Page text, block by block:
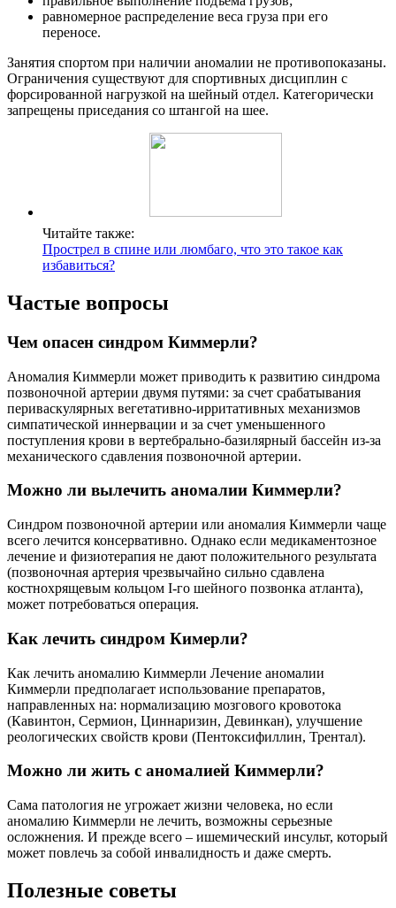
равномерное распределение веса груза при его
переносе.
Занятия спортом при наличии аномалии не противопоказаны.
Ограничения существуют для спортивных дисциплин с
форсированной нагрузкой на шейный отдел. Категорически
запрещены приседания со штангой на шее.
Читайте также:
Прострел в спине или люмбаго, что это такое как
избавиться?
Частые вопросы
Чем опасен синдром Киммерли?
Аномалия Киммерли может приводить к развитию синдрома
позвоночной артерии двумя путями: за счет срабатывания
периваскулярных вегетативно-ирритативных механизмов
симпатической иннервации и за счет уменьшенного
поступления крови в вертебрально-базилярный бассейн из-за
механического сдавления позвоночной артерии.
Можно ли вылечить аномалии Киммерли?
Синдром позвоночной артерии или аномалия Киммерли чаще
всего лечится консервативно. Однако если медикаментозное
лечение и физиотерапия не дают положительного результата
(позвоночная артерия чрезвычайно сильно сдавлена
костнохрящевым кольцом I-го шейного позвонка атланта),
может потребоваться операция.
Как лечить синдром Кимерли?
Как лечить аномалию Киммерли Лечение аномалии
Киммерли предполагает использование препаратов,
направленных на: нормализацию мозгового кровотока
(Кавинтон, Сермион, Циннаризин, Девинкан), улучшение
реологических свойств крови (Пентоксифиллин, Трентал).
Можно ли жить с аномалией Киммерли?
Сама патология не угрожает жизни человека, но если
аномалию Киммерли не лечить, возможны серьезные
осложнения. И прежде всего – ишемический инсульт, который
может повлечь за собой инвалидность и даже смерть.
Полезные советы